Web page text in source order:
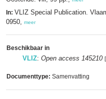
In: VLIZ Special Publication.
0950, meer
Beschikbaar in
VLIZ: Open access 145210 [
Documenttype: Samenvatting